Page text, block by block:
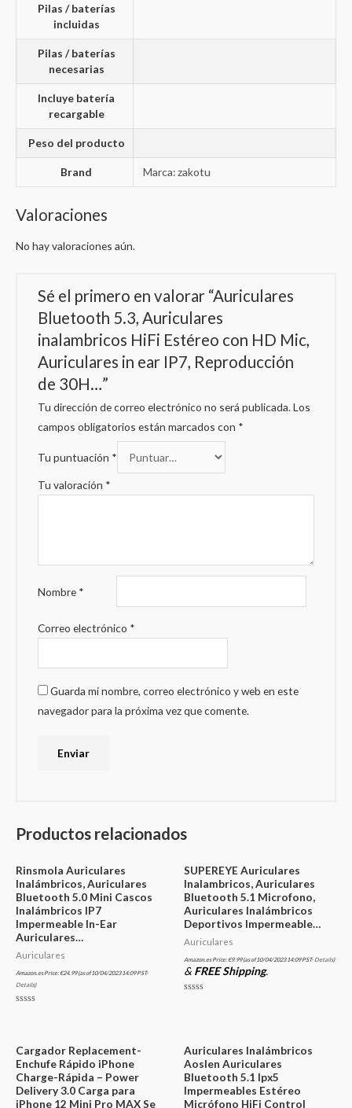
Pilas / baterías
incluidas
Pilas / baterías
necesarias
Incluye batería
recargable
Peso del producto
Brand Marca: zakotu
Valoraciones
No hay valoraciones aún.
Sé el primero en valorar “Auriculares
Bluetooth 5.3, Auriculares
inalambricos HiFi Estéreo con HD Mic,
Auriculares in ear IP7, Reproducción
de 30H…”
Tu dirección de correo electrónico no será publicada. Los
campos obligatorios están marcados con *
Tu puntuación *
Tu valoración *
Nombre *
Correo electrónico *
Guarda mi nombre, correo electrónico y web en este
navegador para la próxima vez que comente.
Productos relacionados
Rinsmola Auriculares
Inalámbricos, Auriculares
Bluetooth 5.0 Mini Cascos
Inalámbricos IP7
Impermeable In-Ear
Auriculares…
Auriculares
Amazon.es Price:€24.99(as of 10/04/2023 14:09 PST-
Details)
5
SUPEREYE Auriculares
Inalambricos, Auriculares
Bluetooth 5.1 Microfono,
Auriculares Inalámbricos
Deportivos Impermeable…
Auriculares
Amazon.es Price:€9.99(as of 10/04/2023 14:09 PST-Details)
& FREE Shipping.
Cargador Replacement-
Enchufe Rápido iPhone
Charge-Rápida – Power
Delivery 3.0 Carga para
iPhone 12 Mini Pro MAX Se
Auriculares Inalámbricos
Aoslen Auriculares
Bluetooth 5.1 Ipx5
Impermeables Estéreo
Micrófono HiFi Control